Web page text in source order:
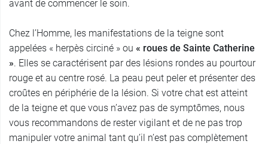
avant de commencer le soin.
Chez l’Homme, les manifestations de la teigne sont
appelées « herpès circiné » ou « roues de Sainte Catherine
». Elles se caractérisent par des lésions rondes au pourtour
rouge et au centre rosé. La peau peut peler et présenter des
croûtes en périphérie de la lésion. Si votre chat est atteint
de la teigne et que vous n’avez pas de symptômes, nous
vous recommandons de rester vigilant et de ne pas trop
manipuler votre animal tant qu’il n’est pas complètement